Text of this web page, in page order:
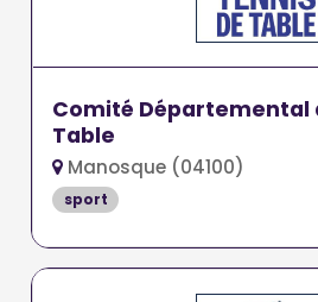
Comité Départemental
Table
Manosque (04100)
sport